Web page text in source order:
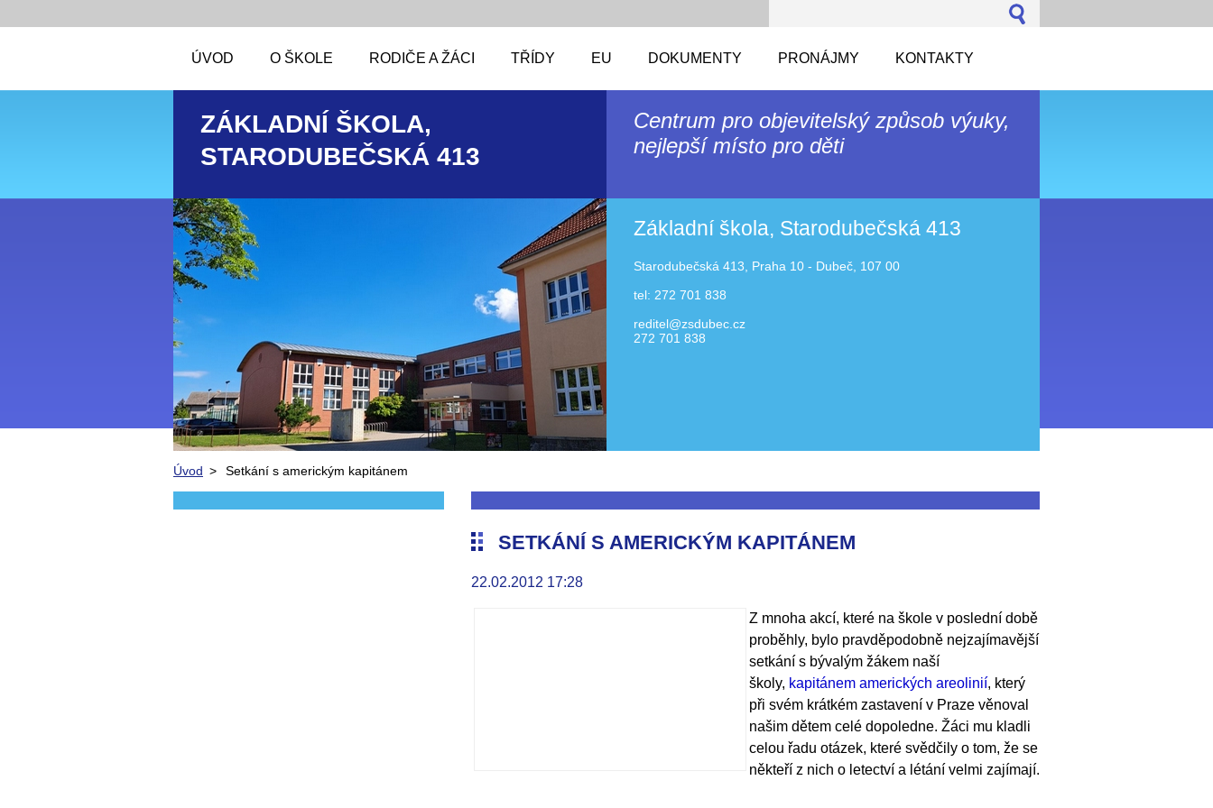
ÚVOD O ŠKOLE RODIČE A ŽÁCI TŘÍDY EU DOKUMENTY PRONÁJMY KONTAKTY
ZÁKLADNÍ ŠKOLA,
STARODUBEČSKÁ 413
Centrum pro objevitelský způsob výuky,
nejlepší místo pro děti
Základní škola, Starodubečská 413
Starodubečská 413, Praha 10 - Dubeč, 107 00
tel: 272 701 838
reditel@zsdubec.cz
272 701 838
Úvod > Setkání s americkým kapitánem
SETKÁNÍ S AMERICKÝM KAPITÁNEM
22.02.2012 17:28
Z mnoha akcí, které na škole v poslední době
proběhly, bylo pravděpodobně nejzajímavější
setkání s bývalým žákem naší
školy, kapitánem amerických areolinií, který
při svém krátkém zastavení v Praze věnoval
našim dětem celé dopoledne. Žáci mu kladli
celou řadu otázek, které svědčily o tom, že se
někteří z nich o letectví a létání velmi zajímají.